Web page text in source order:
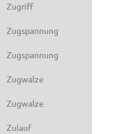
Zugriff
Zugspannung
Zugspannung
Zugwalze
Zugwalze
Zulauf